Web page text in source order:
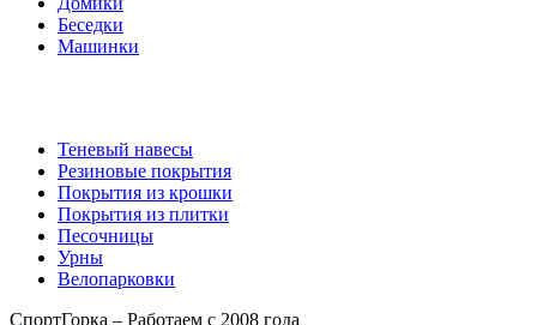
Беседки
Машинки
Теневый навесы
Резиновые покрытия
Покрытия из крошки
Покрытия из плитки
Песочницы
Урны
Велопарковки
СпортГорка – Работаем с 2008 года